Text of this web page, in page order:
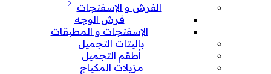
الفرش و الإسفنجات
فرش الوجه
الإسفنجات و المطبقات
باليتات التجميل
أطقم التجميل
مزيلات المكياج